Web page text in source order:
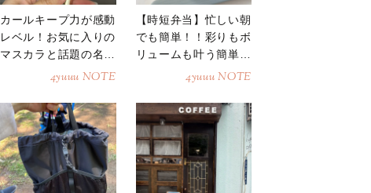
カールキープ力が感動
レベル！お気に入りの
マスカラと話題の名品
4yuuu NOTE
【時短弁当】忙しい朝
でも簡単！！彩りもボ
リュームも叶う簡単そ
4yuuu NOTE